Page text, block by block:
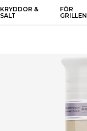
KRYDDOR &
SALT
FÖR
GRILLEN